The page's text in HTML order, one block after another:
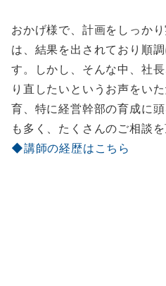
おかげ様で、計画をしっか
は、結果を出されており順
す。しかし、そんな中、社
り直したいというお声をい
育、特に経営幹部の育成に
も多く、たくさんのご相談を
◆講師の経歴はこちら